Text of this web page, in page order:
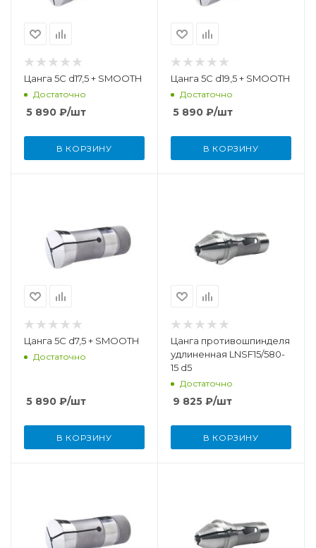
Цанга 5С d17,5 + SMOOTH
Достаточно
5 890 ₽/шт
В КОРЗИНУ
Цанга 5С d19,5 + SMOOTH
Достаточно
5 890 ₽/шт
В КОРЗИНУ
Цанга 5С d7,5 + SMOOTH
Достаточно
5 890 ₽/шт
В КОРЗИНУ
Цанга противошпинделя
удлиненная LNSF15/580-
15 d5
Достаточно
9 825 ₽/шт
В КОРЗИНУ